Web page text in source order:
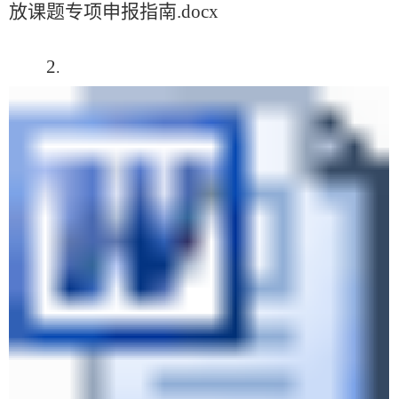
放课题专项申报指南.docx
2.